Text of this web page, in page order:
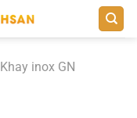
Khay inox GN